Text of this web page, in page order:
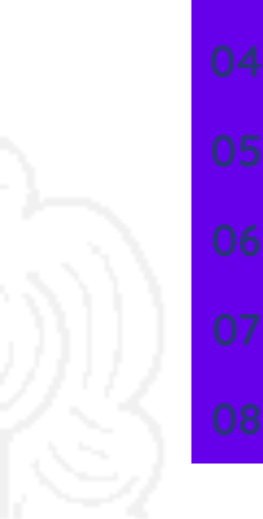
04
05
06
07
08